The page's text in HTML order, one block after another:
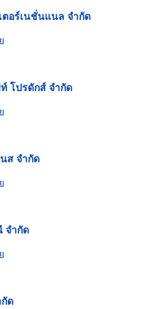
อร์เนชั่นแนล จำกัด
โปรดักส์ จำกัด
นส จำกัด
จำกัด
ด